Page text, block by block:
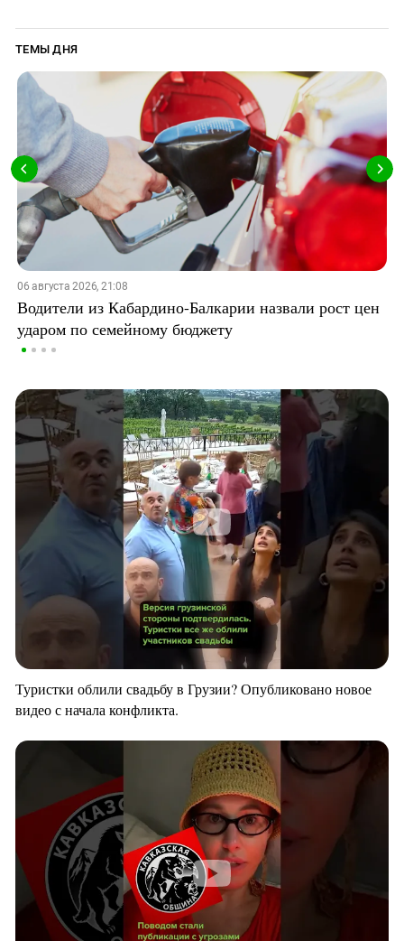
ТЕМЫ ДНЯ
06 августа 2026, 21:08
Водители из Кабардино-Балкарии назвали рост цен
ударом по семейному бюджету
Туристки облили свадьбу в Грузии? Опубликовано новое
видео с начала конфликта.